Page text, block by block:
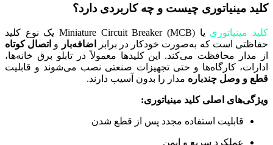
کلید مینیاتوری چیست و چه کاربردی دارد؟
کلید مینیاتوری
یا Miniature Circuit Breaker (MCB) یک نوع کلید
حفاظتی است که به‌صورت خودکار در برابر
اضافه‌بار و اتصال کوتاه
از مدار محافظت می‌کند. این کلیدها معمولاً در تابلو برق خانه‌ها،
ادارات، کارگاه‌ها و حتی تجهیزات صنعتی نصب می‌شوند و قابلیت
قطع و وصل چندباره مدار را بدون آسیب دارند.
ویژگی‌های اصلی کلید مینیاتوری:
قابلیت استفاده مجدد پس از قطع شدن
عملکرد سریع و ایمن